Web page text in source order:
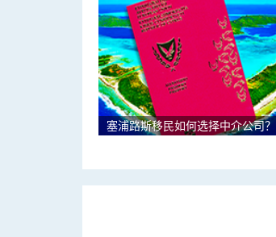
塞浦路斯移民如何选择中介公司？